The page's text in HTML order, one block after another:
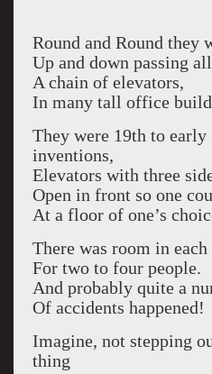
Round and Round they
Up and down passing
A chain of elevators,
In many tall office
They were 19th to early
inventions,
Elevators with three
Open in front so one
At a floor of one’s
There was room in each
For two to four people.
And probably quite a
Of accidents happened!
Imagine, not stepping
thing